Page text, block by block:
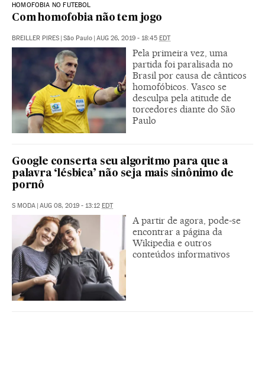
HOMOFOBIA NO FUTEBOL
Com homofobia não tem jogo
BREILLER PIRES | São Paulo | AUG 26, 2019 - 18:45 EDT
Pela primeira vez, uma
partida foi paralisada no
Brasil por causa de cânticos
homofóbicos. Vasco se
desculpa pela atitude de
torcedores diante do São
Paulo
Google conserta seu algoritmo para que a
palavra ‘lésbica’ não seja mais sinônimo de
pornô
S MODA | AUG 08, 2019 - 13:12 EDT
A partir de agora, pode-se
encontrar a página da
Wikipedia e outros
conteúdos informativos